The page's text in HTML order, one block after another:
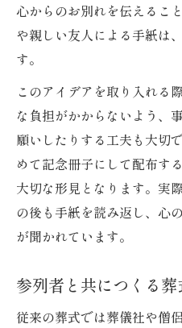
心からのお別れを伝えるこ
や親しい友人による手紙は
す。
このアイデアを取り入れる
な負担がかからないよう、
願いしたりする工夫も大切
めて記念冊子にして配布す
大切な形見となります。実
の後も手紙を読み返し、心
が聞かれています。
参列者と共につくる
従来の葬式では葬儀社や僧